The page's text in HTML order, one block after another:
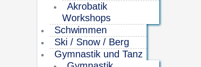
Akrobatik
Workshops
Schwimmen
Ski / Snow / Berg
Gymnastik und Tanz